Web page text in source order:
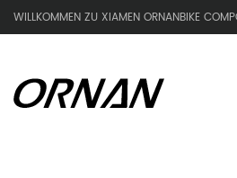
WILLKOMMEN ZU XIAMEN ORNANBIKE